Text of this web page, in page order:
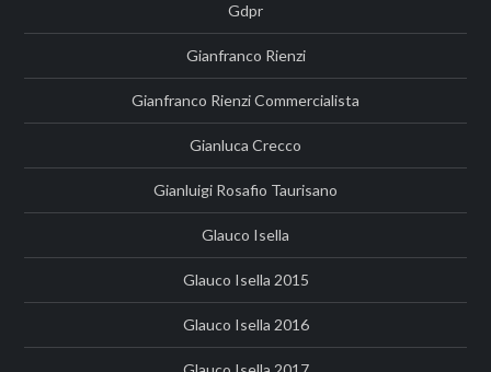
Gdpr
Gianfranco Rienzi
Gianfranco Rienzi Commercialista
Gianluca Crecco
Gianluigi Rosafio Taurisano
Glauco Isella
Glauco Isella 2015
Glauco Isella 2016